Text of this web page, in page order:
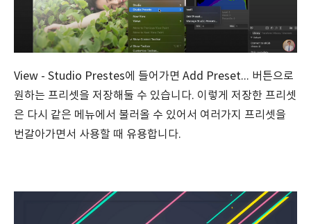
View - Studio Prestes에 들어가면 Add Preset... 버튼으로
원하는 프리셋을 저장해둘 수 있습니다. 이렇게 저장한 프리셋
은 다시 같은 메뉴에서 불러올 수 있어서 여러가지 프리셋을
번갈아가면서 사용할 때 유용합니다.